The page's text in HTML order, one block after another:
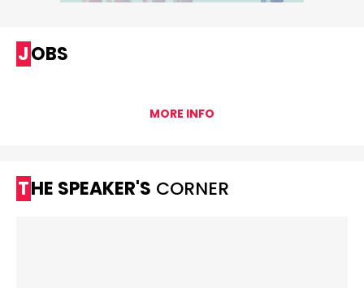
JOBS
MORE INFO
THE SPEAKER'S CORNER